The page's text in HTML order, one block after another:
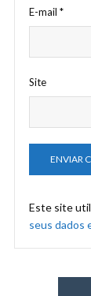
E-mail *
Site
Este site
seus dados